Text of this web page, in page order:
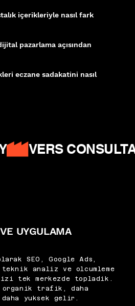
içerikleriyle nasıl fark
pazarlama açısından
eczane sadakatini nasıl
UYGULAMA
SEO, Google Ads,
teknik analiz ve olcumleme
tek merkezde topladik.
organik trafik, daha
yuksek gelir.